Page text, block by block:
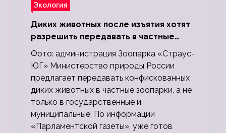
Экология
Диких животных после изъятия хотят
разрешить передавать в частные
зоопарки
Фото: администрация Зоопарка «Страус-
ЮГ» Министерство природы России
предлагает передавать конфискованных
диких животных в частные зоопарки, а не
только в государственные и
муниципальные. По информации
«Парламентской газеты», уже готов